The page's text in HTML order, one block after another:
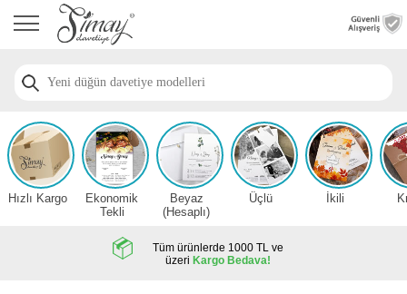
Anasayfa
Davetiye
Nişan
Davetiye
Modelleri
Hızlı Kargo
Ekonomik
Tekli
Beyaz
(Hesaplı)
Üçlü İkili
Tüm ürünlerde 1000 TL ve
üzeri Kargo Bedava!